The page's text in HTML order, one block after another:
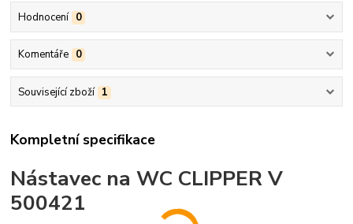
Hodnocení 0
Komentáře 0
Související zboží 1
Kompletní specifikace
Nástavec na WC CLIPPER V
500421